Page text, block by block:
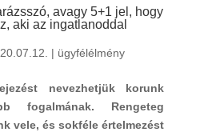
avagy 5+1 jel, hogy
aki az ingatlanoddal
| ügyfélélmény
nevezhetjük korunk
fogalmának. Rengeteg
vele, és sokféle értelmezést